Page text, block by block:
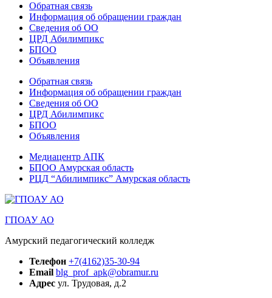
Обратная связь
Информация об обращении граждан
Сведения об ОО
ЦРД Абилимпикс
БПОО
Объявления
Обратная связь
Информация об обращении граждан
Сведения об ОО
ЦРД Абилимпикс
БПОО
Объявления
Медиацентр АПК
БПОО Амурская область
РЦД “Абилимпикс” Амурская область
ГПОАУ АО
Амурский педагогический колледж
Телефон +7(4162)35-30-94
Email blg_prof_apk@obramur.ru
Адрес ул. Трудовая, д.2